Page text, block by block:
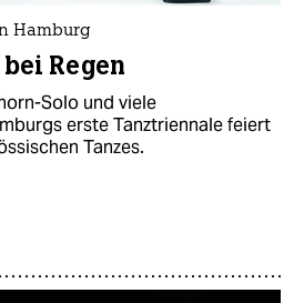
Hamburg
Regen
Solo und viele
erste Tanztriennale feiert
Tanzes.